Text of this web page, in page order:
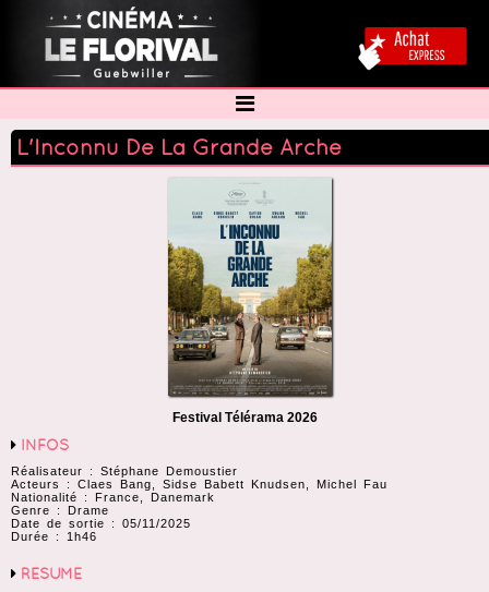
L'Inconnu De La Grande Arche
Festival Télérama 2026
INFOS
Réalisateur : Stéphane Demoustier
Acteurs : Claes Bang, Sidse Babett Knudsen, Michel Fau
Nationalité : France, Danemark
Genre : Drame
Date de sortie : 05/11/2025
Durée : 1h46
RÉSUMÉ